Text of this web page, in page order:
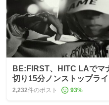
BE:FIRST、HITC LAでマ
切り15分ノンストップラ
2,232件のポスト 93%